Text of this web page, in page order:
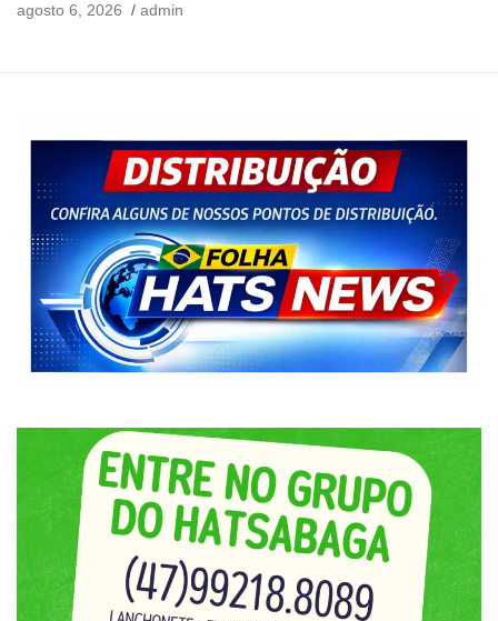
agosto 6, 2026
admin